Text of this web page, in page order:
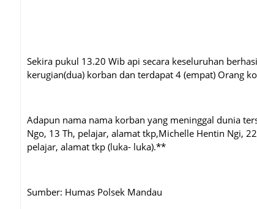
Sekira pukul 13.20 Wib api secara keseluruhan
kerugian(dua) korban dan terdapat 4 (empat) Orang
Adapun nama nama korban yang meninggal dunia
Ngo, 13 Th, pelajar, alamat tkp,Michelle Hentin Ngi,
pelajar, alamat tkp (luka- luka).**
Sumber: Humas Polsek Mandau